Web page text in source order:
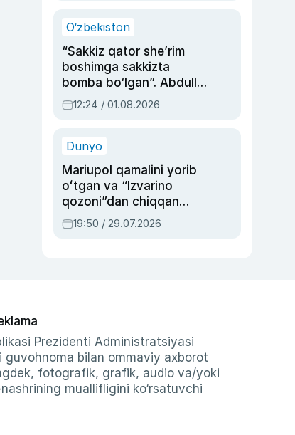
O‘zbekiston
“Sakkiz qator she’rim
boshimga sakkizta
bomba bo‘lgan”. Abdulla
Oripovni siyosiy
ayblovlardan asrab
12:24 / 01.08.2026
Dunyo
Mariupol qamalini yorib
oʻtgan va “Izvarino
qozoni”dan chiqqan
qahramon — Ukraina
armiyasi bosh
19:50 / 29.07.2026
Prezidenti Administratsiyasi
bilan ommaviy axborot
fotografik, grafik, audio va/yoki
muallifligini ko‘rsatuvchi